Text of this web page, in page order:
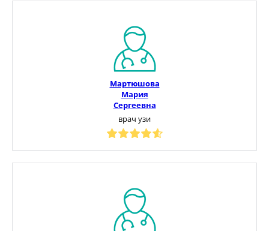
Мартюшова
Мария
Сергеевна
врач узи